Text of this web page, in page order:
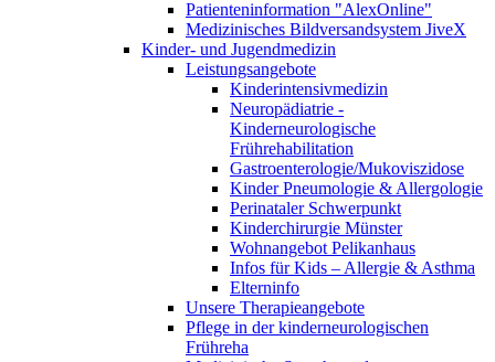
Patienteninformation "AlexOnline"
Medizinisches Bildversandsystem JiveX
Kinder- und Jugendmedizin
Leistungsangebote
Kinderintensivmedizin
Neuropädiatrie -
Kinderneurologische
Frührehabilitation
Gastroenterologie/Mukoviszidose
Kinder Pneumologie & Allergologie
Perinataler Schwerpunkt
Kinderchirurgie Münster
Wohnangebot Pelikanhaus
Infos für Kids – Allergie & Asthma
Elterninfo
Unsere Therapieangebote
Pflege in der kinderneurologischen
Frühreha